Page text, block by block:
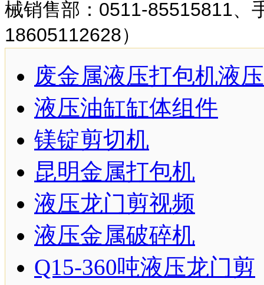
械销售部：0511-85515811、
18605112628）
废金属液压打包机液
液压油缸缸体组件
镁锭剪切机
昆明金属打包机
液压龙门剪视频
液压金属破碎机
Q15-360吨液压龙门剪